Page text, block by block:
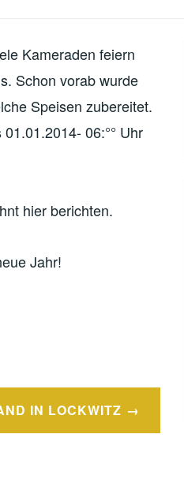
Kameraden feiern
Schon vorab wurde
Speisen zubereitet.
06:°° Uhr
hier berichten.
Jahr!
IN LOCKWITZ